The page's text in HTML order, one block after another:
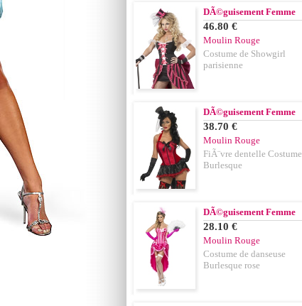
DÃ©guisement Femme
46.80 €
Moulin Rouge
Costume de Showgirl
parisienne
DÃ©guisement Femme
38.70 €
Moulin Rouge
FiÃ¨vre dentelle Costume
Burlesque
DÃ©guisement Femme
28.10 €
Moulin Rouge
Costume de danseuse
Burlesque rose